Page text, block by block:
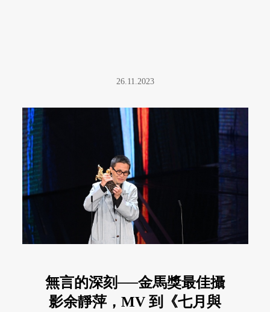
26.11.2023
無言的深刻──金馬獎最佳攝
影余靜萍，MV 到《七月與